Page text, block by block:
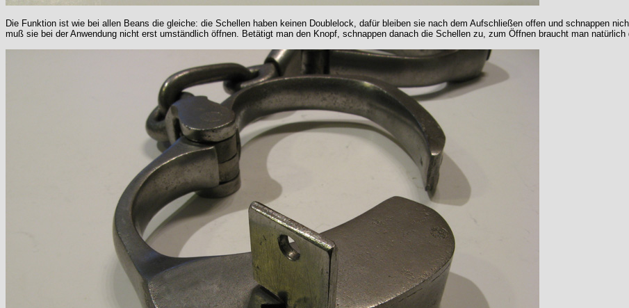
Die Funktion ist wie bei allen Beans die gleiche: die Schellen haben keinen Doublelock, dafür bleiben sie nach dem Aufschließen offen und schnappen
muß sie bei der Anwendung nicht erst umständlich öffnen. Betätigt man den Knopf, schnappen danach die Schellen zu, zum Öffnen braucht man natürlich